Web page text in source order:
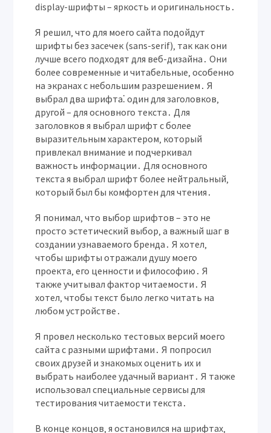
display-шрифты – яркость и оригинальность․
Я решил‚ что для моего сайта подойдут
шрифты без засечек (sans-serif)‚ так как они
лучше всего подходят для веб-дизайна․ Они
более современные и читабельные‚ особенно
на экранах с небольшим разрешением․ Я
выбрал два шрифта⁚ один для заголовков‚
другой – для основного текста․ Для
заголовков я выбрал шрифт с более
выразительным характером‚ который
привлекал внимание и подчеркивал
важность информации․ Для основного
текста я выбрал шрифт более нейтральный‚
который был бы комфортен для чтения․
Я понимал‚ что выбор шрифтов – это не
просто эстетический выбор‚ а важный шаг в
создании узнаваемого бренда․ Я хотел‚
чтобы шрифты отражали душу моего
проекта‚ его ценности и философию․ Я
также учитывал фактор читаемости․ Я
хотел‚ чтобы текст было легко читать на
любом устройстве․
Я провел несколько тестовых версий моего
сайта с разными шрифтами․ Я попросил
своих друзей и знакомых оценить их и
выбрать наиболее удачный вариант․ Я также
использовал специальные сервисы для
тестирования читаемости текста․
В конце концов‚ я остановился на шрифтах‚